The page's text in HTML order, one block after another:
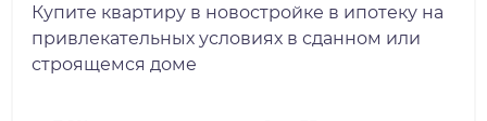
Купите квартиру в новостройке в ипотеку на
привлекательных условиях в сданном или
строящемся доме